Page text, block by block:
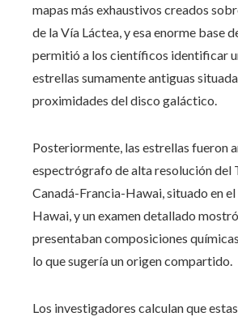
mapas más exhaustivos creados
de la Vía Láctea, y esa enorme base
permitió a los científicos identificar
estrellas sumamente antiguas
proximidades del disco galáctico.
Posteriormente, las estrellas fueron
espectrógrafo de alta resolución del
Canadá-Francia-Hawai, situado en
Hawai, y un examen detallado
presentaban composiciones
lo que sugería un origen compartido.
Los investigadores calculan que